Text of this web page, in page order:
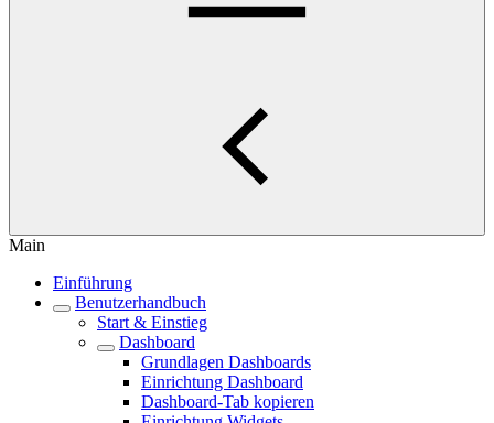
Main
Einführung
Benutzerhandbuch
Start & Einstieg
Dashboard
Grundlagen Dashboards
Einrichtung Dashboard
Dashboard-Tab kopieren